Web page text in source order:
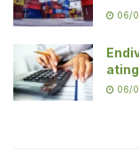
06/
06/